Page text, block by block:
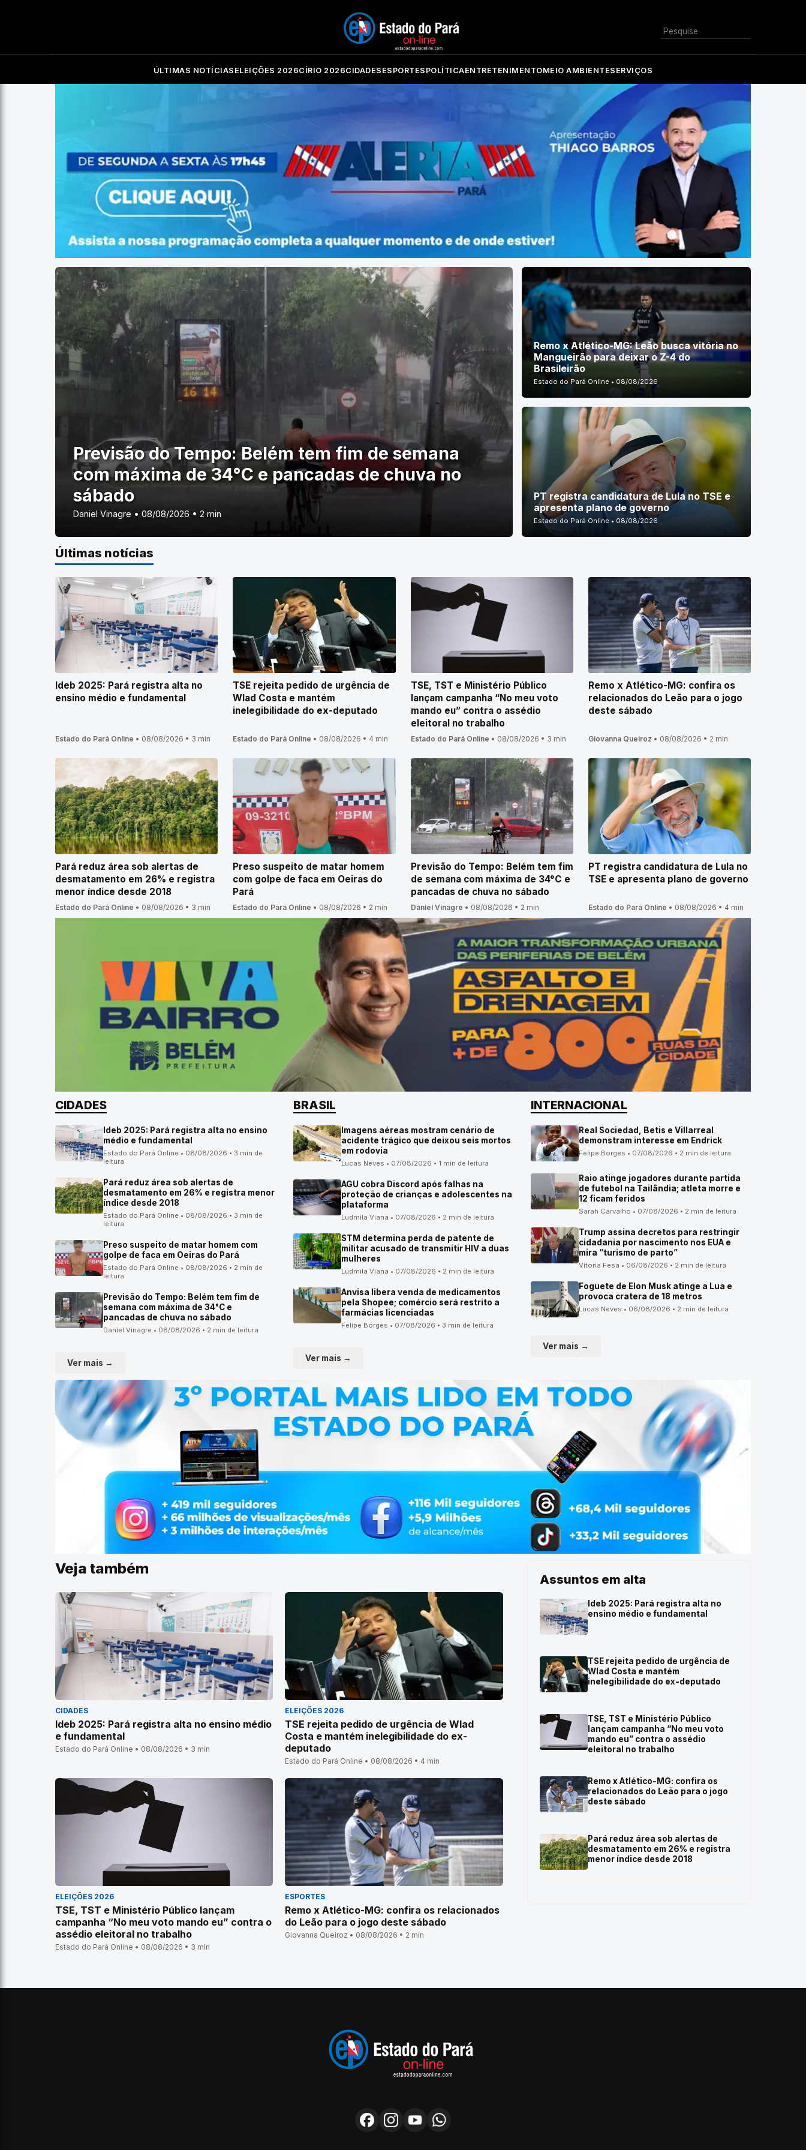
Buscar
ÚLTIMAS NOTÍCIAS ELEIÇÕES 2026CÍRIO 2026CIDADES ESPORTES POLÍTICAENTRETENIMENTOMEIO AMBIENTESERVIÇOS
Previsão do Tempo: Belém tem fim de semana
com máxima de 34°C e pancadas de chuva no
sábado
Daniel Vinagre • 08/08/2026 • 2 min
Remo x Atlético-MG: Leão busca vitória no
Mangueirão para deixar o Z-4 do
Brasileirão
Estado do Pará Online • 08/08/2026
PT registra candidatura de Lula no TSE e
apresenta plano de governo
Estado do Pará Online • 08/08/2026
Últimas notícias
Ideb 2025: Pará registra alta no
ensino médio e fundamental
Estado do Pará Online • 08/08/2026 • 3 min
TSE rejeita pedido de urgência de
Wlad Costa e mantém
inelegibilidade do ex-deputado
Estado do Pará Online • 08/08/2026 • 4 min
TSE, TST e Ministério Público
lançam campanha “No meu voto
mando eu” contra o assédio
eleitoral no trabalho
Estado do Pará Online • 08/08/2026 • 3 min
Remo x Atlético-MG: confira os
relacionados do Leão para o jogo
deste sábado
Giovanna Queiroz • 08/08/2026 • 2 min
Pará reduz área sob alertas de
desmatamento em 26% e registra
menor índice desde 2018
Estado do Pará Online • 08/08/2026 • 3 min
Preso suspeito de matar homem
com golpe de faca em Oeiras do
Pará
Estado do Pará Online • 08/08/2026 • 2 min
Previsão do Tempo: Belém tem fim
de semana com máxima de 34°C e
pancadas de chuva no sábado
Daniel Vinagre • 08/08/2026 • 2 min
PT registra candidatura de Lula no
TSE e apresenta plano de governo
Estado do Pará Online • 08/08/2026 • 4 min
CIDADES
Ideb 2025: Pará registra alta no ensino
médio e fundamental
Estado do Pará Online • 08/08/2026 • 3 min de
leitura
Pará reduz área sob alertas de
desmatamento em 26% e registra menor
índice desde 2018
Estado do Pará Online • 08/08/2026 • 3 min de
leitura
Preso suspeito de matar homem com
golpe de faca em Oeiras do Pará
Estado do Pará Online • 08/08/2026 • 2 min de
leitura
Previsão do Tempo: Belém tem fim de
semana com máxima de 34°C e
pancadas de chuva no sábado
Daniel Vinagre • 08/08/2026 • 2 min de leitura
Ver mais →
BRASIL
Imagens aéreas mostram cenário de
acidente trágico que deixou seis mortos
em rodovia
Lucas Neves • 07/08/2026 • 1 min de leitura
AGU cobra Discord após falhas na
proteção de crianças e adolescentes na
plataforma
Ludmila Viana • 07/08/2026 • 2 min de leitura
STM determina perda de patente de
militar acusado de transmitir HIV a duas
mulheres
Ludmila Viana • 07/08/2026 • 2 min de leitura
Anvisa libera venda de medicamentos
pela Shopee; comércio será restrito a
farmácias licenciadas
Felipe Borges • 07/08/2026 • 3 min de leitura
Ver mais →
INTERNACIONAL
Real Sociedad, Betis e Villarreal
demonstram interesse em Endrick
Felipe Borges • 07/08/2026 • 2 min de leitura
Raio atinge jogadores durante partida
de futebol na Tailândia; atleta morre e
12 ficam feridos
Sarah Carvalho • 07/08/2026 • 2 min de leitura
Trump assina decretos para restringir
cidadania por nascimento nos EUA e
mira “turismo de parto”
Vitoria Fesa • 06/08/2026 • 2 min de leitura
Foguete de Elon Musk atinge a Lua e
provoca cratera de 18 metros
Lucas Neves • 06/08/2026 • 2 min de leitura
Ver mais →
Veja também
CIDADES
Ideb 2025: Pará registra alta no ensino médio
e fundamental
Estado do Pará Online • 08/08/2026 • 3 min
ELEIÇÕES 2026
TSE rejeita pedido de urgência de Wlad
Costa e mantém inelegibilidade do ex-
deputado
Estado do Pará Online • 08/08/2026 • 4 min
ELEIÇÕES 2026
TSE, TST e Ministério Público lançam
campanha “No meu voto mando eu” contra o
assédio eleitoral no trabalho
Estado do Pará Online • 08/08/2026 • 3 min
ESPORTES
Remo x Atlético-MG: confira os relacionados
do Leão para o jogo deste sábado
Giovanna Queiroz • 08/08/2026 • 2 min
Assuntos em alta
Ideb 2025: Pará registra alta no
ensino médio e fundamental
TSE rejeita pedido de urgência de
Wlad Costa e mantém
inelegibilidade do ex-deputado
TSE, TST e Ministério Público
lançam campanha “No meu voto
mando eu” contra o assédio
eleitoral no trabalho
Remo x Atlético-MG: confira os
relacionados do Leão para o jogo
deste sábado
Pará reduz área sob alertas de
desmatamento em 26% e registra
menor índice desde 2018